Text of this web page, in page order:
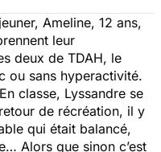
Ameline, 12 ans,
leur
deux de TDAH, le
ou sans hyperactivité.
En classe, Lyssandre se
de récréation, il y
qui était balancé,
Alors que sinon c’est